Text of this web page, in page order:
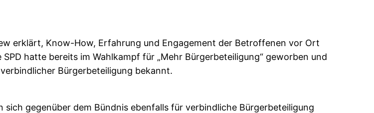
erklärt, Know-How, Erfahrung und Engagement der Betroffenen vor Ort
hatte bereits im Wahlkampf für „Mehr Bürgerbeteiligung“ geworben und
Bürgerbeteiligung bekannt.
sich gegenüber dem Bündnis ebenfalls für verbindliche Bürgerbeteiligung